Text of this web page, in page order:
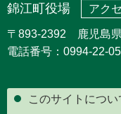
錦江町役場 アク
〒893-2392 鹿児島
電話番号：0994-22-
このサイトについ